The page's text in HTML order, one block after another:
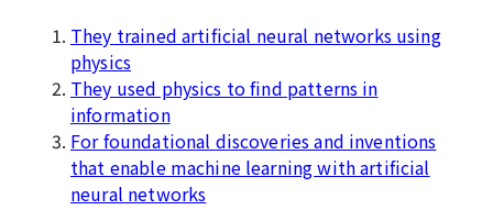
They trained artificial neural networks using
physics
They used physics to find patterns in
information
For foundational discoveries and inventions
that enable machine learning with artificial
neural networks